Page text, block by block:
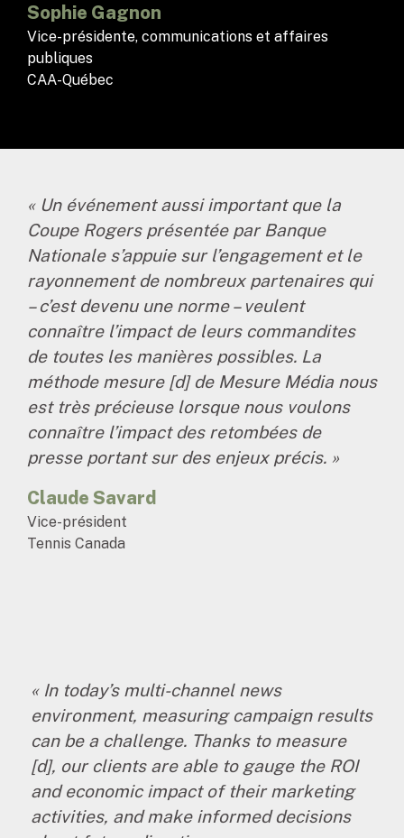
Sophie Gagnon
Vice-présidente, communications et affaires
publiques
CAA-Québec
« Un événement aussi important que la
Coupe Rogers présentée par Banque
Nationale s’appuie sur l’engagement et le
rayonnement de nombreux partenaires qui
– c’est devenu une norme – veulent
connaître l’impact de leurs commandites
de toutes les manières possibles. La
méthode mesure [d] de Mesure Média nous
est très précieuse lorsque nous voulons
connaître l’impact des retombées de
presse portant sur des enjeux précis. »
Claude Savard
Vice-président
Tennis Canada
« In today’s multi-channel news
environment, measuring campaign results
can be a challenge. Thanks to measure
[d], our clients are able to gauge the ROI
and economic impact of their marketing
activities, and make informed decisions